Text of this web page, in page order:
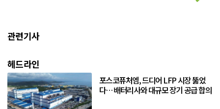
관련기사
헤드라인
포스코퓨처엠, 드디어 LFP 시장 뚫었
다… 배터리사와 대규모 장기 공급 합의